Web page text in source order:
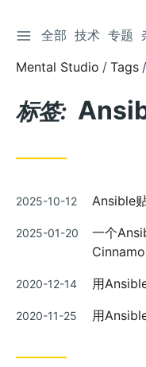
跳
到
章
切换侧边栏
全部 技术 专题
Mental Studio
Tags
标签:
发
2025-10-12 Ansible
发
2025-01-20
一个
发
2020-12-14 用
发
2020-11-25 用